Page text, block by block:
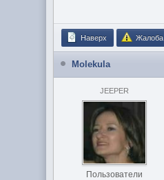
Наверх Жалоба
Molekula
JEEPER
Пользователи